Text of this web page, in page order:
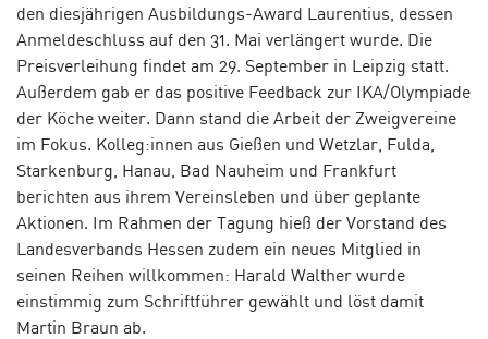
den diesjährigen Ausbildungs-Award Laurentius, dessen
Anmeldeschluss auf den 31. Mai verlängert wurde. Die
Preisverleihung findet am 29. September in Leipzig statt.
Außerdem gab er das positive Feedback zur IKA/Olympiade
der Köche weiter. Dann stand die Arbeit der Zweigvereine
im Fokus. Kolleg:innen aus Gießen und Wetzlar, Fulda,
Starkenburg, Hanau, Bad Nauheim und Frankfurt
berichten aus ihrem Vereinsleben und über geplante
Aktionen. Im Rahmen der Tagung hieß der Vorstand des
Landesverbands Hessen zudem ein neues Mitglied in
seinen Reihen willkommen: Harald Walther wurde
einstimmig zum Schriftführer gewählt und löst damit
Martin Braun ab.